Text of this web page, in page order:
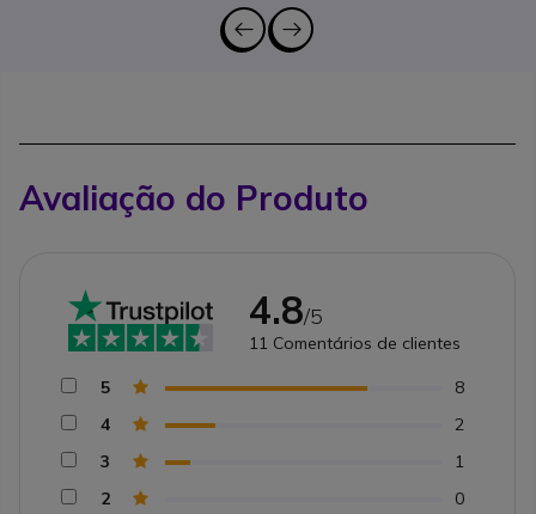
Avaliação do Produto
4.8/5
11 Comentários de clientes
5
8
4
2
3
1
2
0